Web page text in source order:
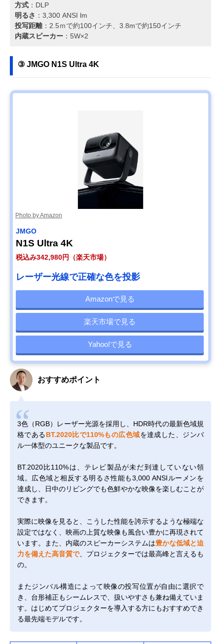
方式 ：DLP
明るさ ：3,300 ANSI lm
投写距離：2.5ｍで約100インチ、3.8mで約150インチ
内蔵スピーカー ：5W×2
③ JMGO N1S Ultra 4K
Photo by Amazon
JMGO
N1S Ultra 4K
税込み342,980円（楽天市場）
レーザー光線で正確な色を投影
Amazonで見る
楽天市場で見る
Yahoo!で見る
おすすめポイント
3色（RGB）レーザー光源を採用し、HDR時代の最新色域規
格であるBT.2020比で110%もの広色域を達成した、ジンバ
ル一体型のユニークな製品です。
BT.2020比110%は、テレビ製品が未だ到達していない領
域。広色域と相反する明るさ性能も3,000 ANSIルーメンを
達成し、日中のリビングでも色鮮やかな映像を楽しむことが
できます。
実際に映像を見ると、こうした性能を誇示するような極端な
設定ではなく、映画の上質な映像も風合い豊かに再現されて
います。また、内蔵のスピーカーシステムは豊かな低域と迫
力を備えた高音質で、プロジェクターでは最高峰と言えるも
の。
またジンバル構造によって映像の投写位置が自由に選択で
き、台形補正もシームレスで、扱いやすさも兼ね備えていま
す。はじめてプロジェクターを導入する方にもおすすめでき
る最先端モデルです。